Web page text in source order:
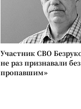
Участник СВО
не раз признавали
пропавшим»